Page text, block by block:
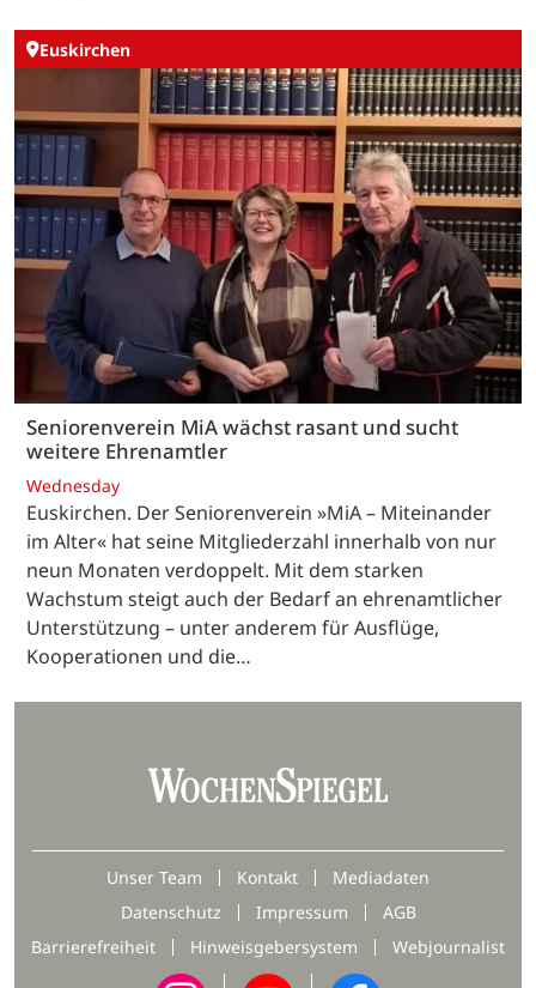
Euskirchen
Seniorenverein MiA wächst rasant und sucht
weitere Ehrenamtler
Wednesday
Euskirchen. Der Seniorenverein »MiA – Miteinander
im Alter« hat seine Mitgliederzahl innerhalb von nur
neun Monaten verdoppelt. Mit dem starken
Wachstum steigt auch der Bedarf an ehrenamtlicher
Unterstützung – unter anderem für Ausflüge,
Kooperationen und die…
Unser Team Kontakt
Mediadaten
Datenschutz
Impressum
AGB
Barrierefreiheit
Hinweisgebersystem Webjournalist